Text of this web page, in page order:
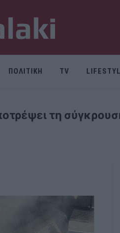
ΠΟΛΙΤΙΚΗ TV
τη